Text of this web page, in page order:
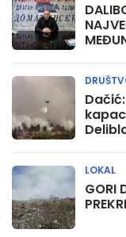
GORI
LOKAL